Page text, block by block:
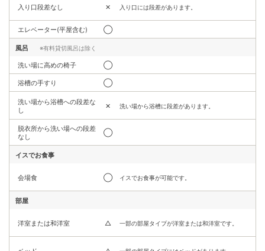
入り口段差なし ✕ 入り口には段差があります。
エレベーター(平屋含む) ◯
風呂 ※有料貸切風呂は除く
洗い場に高めの椅子 ◯
浴槽の手すり ◯
洗い場から浴槽への段差な
し
✕ 洗い場から浴槽に段差があります。
脱衣所から洗い場への段差
なし
◯
イスでお食事
会場食 ◯ イスでお食事が可能です。
部屋
洋室または和洋室 △ 一部の部屋タイプが洋室または和洋室です。